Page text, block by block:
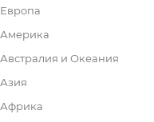
Европа
Америка
Австралия и Океания
Азия
Африка